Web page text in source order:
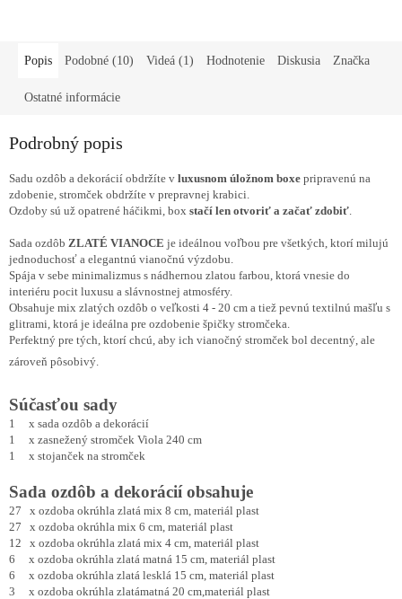
Popis Podobné (10) Videá (1) Hodnotenie Diskusia Značka
Ostatné informácie
Podrobný popis
Sadu ozdôb a dekorácií obdržíte v luxusnom úložnom boxe pripravenú na
zdobenie, stromček obdržíte v prepravnej krabici.
Ozdoby sú už opatrené háčikmi, box stačí len otvoriť a začať zdobiť
Sada ozdôb ZLATÉ VIANOCE je ideálnou voľbou pre všetkých, ktorí milujú
jednoduchosť a elegantnú vianočnú výzdobu.
Spája v sebe minimalizmus s nádhernou zlatou farbou, ktorá vnesie do
interiéru pocit luxusu a slávnostnej atmosféry.
Obsahuje mix zlatých ozdôb o veľkosti 4 - 20 cm a tiež pevnú textilnú mašľu s
glitrami, ktorá je ideálna pre ozdobenie špičky stromčeka.
Perfektný pre tých, ktorí chcú, aby ich vianočný stromček bol decentný, ale
zároveň pôsobivý.
Súčasťou sady
1 x sada ozdôb a dekorácií
1 x zasnežený stromček Viola 240 cm
1 x stojanček na stromček
Sada ozdôb a dekorácií obsahuje
27 x ozdoba okrúhla zlatá mix 8 cm, materiál plast
27 x ozdoba okrúhla mix 6 cm, materiál plast
12 x ozdoba okrúhla zlatá mix 4 cm, materiál plast
6 x ozdoba okrúhla zlatá matná 15 cm, materiál plast
6 x ozdoba okrúhla zlatá lesklá 15 cm, materiál plast
3 x ozdoba okrúhla zlatámatná 20 cm,materiál plast